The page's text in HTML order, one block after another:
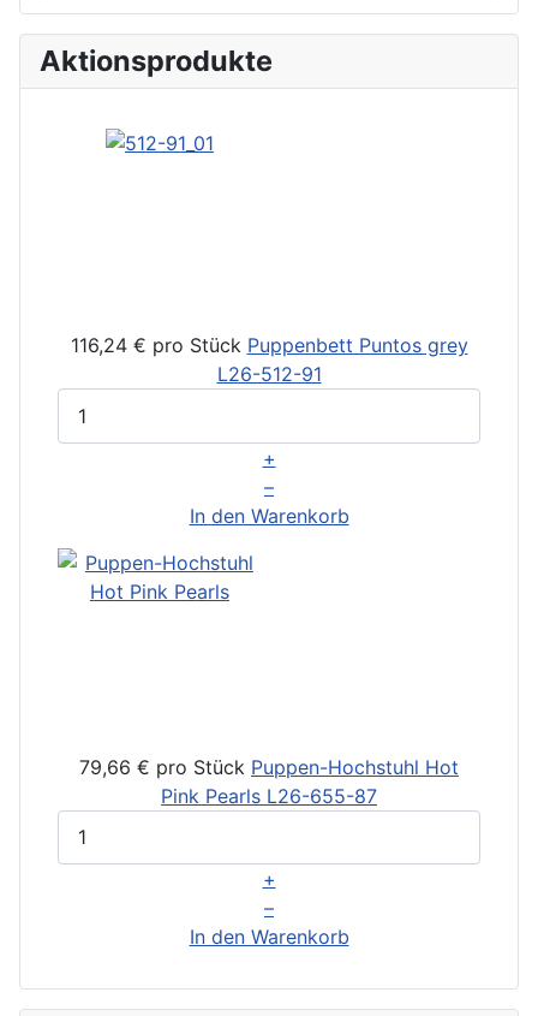
Aktionsprodukte
116,24 € pro Stück Puppenbett Puntos grey
L26-512-91
+
–
In den Warenkorb
79,66 € pro Stück Puppen-Hochstuhl Hot
Pink Pearls L26-655-87
+
–
In den Warenkorb